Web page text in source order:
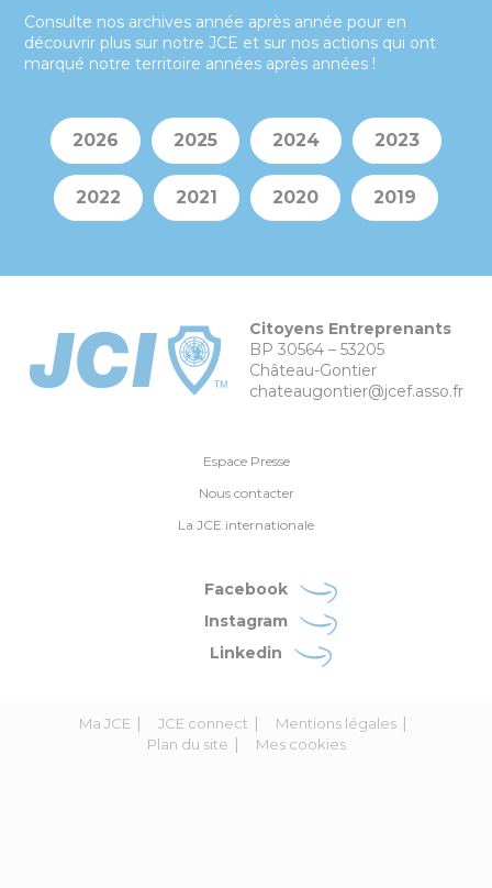
Consulte nos archives année après année pour en
découvrir plus sur notre JCE et sur nos actions qui ont
marqué notre territoire années après années !
2026 2025 2024 2023
2022 2021 2020 2019
Citoyens Entreprenants
BP 30564 – 53205
Château-Gontier
chateaugontier@jcef.asso.fr
Espace Presse
Nous contacter
La JCE internationale
Facebook
Instagram
Linkedin
Ma JCE JCE connect
Mentions légales
Plan du site
Mes cookies